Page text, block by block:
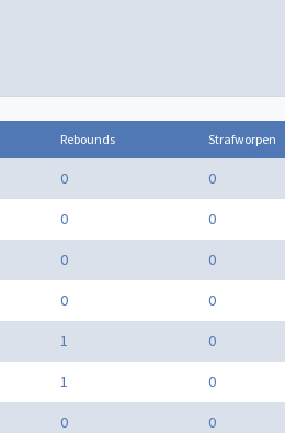
Rebounds Strafworpen
0 0
0 0
0 0
0 0
1 0
1 0
0 0